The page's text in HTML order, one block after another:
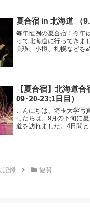
夏合宿 in 北海道 （
毎年恒例の夏合宿！今年
って北海道に行ってきま
美瑛、小樽、札幌などを
【夏合宿】北海道合
09･20-23;1日目）
こんにちは、埼玉大学写
したちは、9月の下旬に
道を訪れました。4日間
記録 協賛